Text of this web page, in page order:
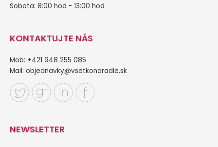
Sobota: 8:00 hod - 13:00 hod
KONTAKTUJTE NÁS
Mob: +421 948 255 085
Mail: objednavky@vsetkonaradie.sk
NEWSLETTER